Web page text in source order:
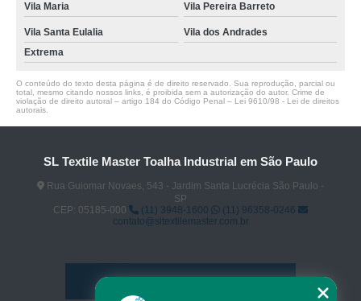
Vila Maria Vila Pereira Barreto
Vila Santa Eulalia
Vila dos Andrades
Extrema
O conteúdo do texto desta página é de direito reservado. Sua reprodução, parcial ou
total, mesmo citando nossos links, é proibida sem a autorização do autor. Crime de
violação de direito autoral – artigo 184 do Código Penal – Lei 9610/98 - Lei de direitos
autorais
SL Textile Master Toalha Industrial em São Paulo
Rua Guiomar Novaes, 543 - Jardim Santa Lucrécia São Paulo -
SP
CEP: 05185-000
(11) 3948-1600
(11) 96358-0246
contato@sltextilemaster.com.br